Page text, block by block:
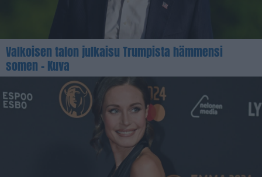
Valkoisen talon julkaisu Trumpista hämmensi
somen – Kuva